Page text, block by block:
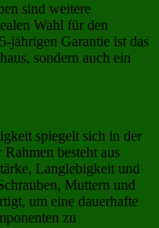
sind weitere
Wahl für den
jährigen Garantie ist das
sondern auch ein
spiegelt sich in der
besteht aus
Langlebigkeit und
Muttern und
um eine dauerhafte
zu